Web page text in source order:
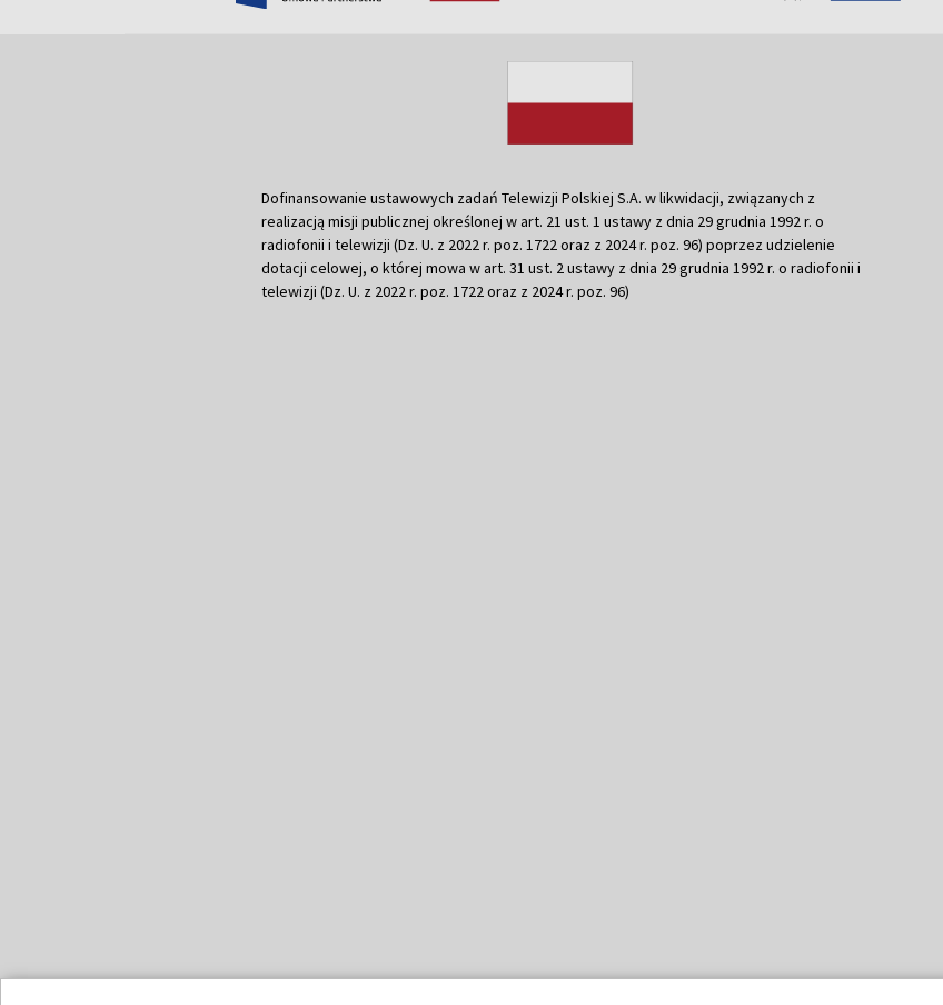
Dofinansowanie ustawowych zadań Telewizji Polskiej S.A. w likwidacji, związanych z
realizacją misji publicznej określonej w art. 21 ust. 1 ustawy z dnia 29 grudnia 1992 r. o
radiofonii i telewizji (Dz. U. z 2022 r. poz. 1722 oraz z 2024 r. poz. 96) poprzez udzielenie
dotacji celowej, o której mowa w art. 31 ust. 2 ustawy z dnia 29 grudnia 1992 r. o radiofonii i
telewizji (Dz. U. z 2022 r. poz. 1722 oraz z 2024 r. poz. 96)